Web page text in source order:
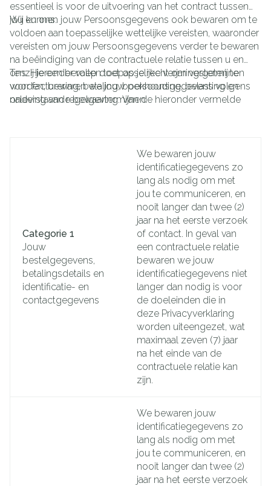
essentieel is voor de uitvoering van het contract tussen
jou en ons.
Wij kunnen jouw Persoonsgegevens ook bewaren om te
voldoen aan toepasselijke wettelijke vereisten, waaronder
vereisten om jouw Persoonsgegevens verder te bewaren
na beëindiging van de contractuele relatie tussen u en
ons. Hieronder vallen toepasselijke verjaringstermijnen
voor facturering, betaling, boekhouding, belasting en
naleving van regelgeving. Van de hieronder vermelde
Tenzij je een beroep doet op je recht om vergeten te
worden, bewaren we jouw persoonsgegevens volgens
onderstaande bewaartermijnen:
Categorie 1
Jouw
bestelgegevens,
betalingsdetails en
identificatie- en
contactgegevens
We bewaren jouw
identificatiegegevens zo
lang als nodig om met
jou te communiceren, en
nooit langer dan twee (2)
jaar na het eerste verzoek
of contact. In geval van
een contractuele relatie
bewaren we jouw
identificatiegegevens niet
langer dan nodig is voor
de doeleinden die in
deze Privacyverklaring
worden uiteengezet, wat
maximaal zeven (7) jaar
na het einde van de
contractuele relatie kan
zijn.
We bewaren jouw
identificatiegegevens zo
lang als nodig om met
jou te communiceren, en
nooit langer dan twee (2)
jaar na het eerste verzoek